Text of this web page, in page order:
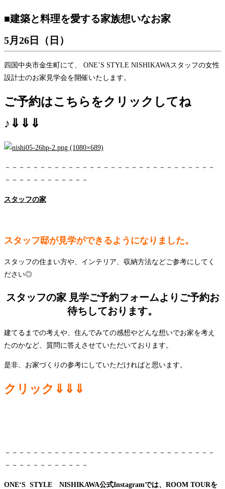
■建築と料理を愛する家族想いなお家
5月26日（日）
四国中央市金生町にて、 ONE’S STYLE NISHIKAWAスタッフの女性
設計士のお家見学会を開催いたします。
ご予約はこちらをクリックしてね
♪⇓⇓⇓
－－－－－－－－－－－－－－－－－－－－－－－－－－－－－－
－－－－－－－－－－－－
スタッフの家
スタッフ邸が見学ができるようになりました。
スタッフの住まい方や、インテリア、収納方法などご参考にしてく
ださい◎
スタッフの家 見学ご予約フォームよりご予約お
待ちしております。
建てるまでの考えや、住んでみての感想やどんな想いでお家を考え
たのかなど、質問に答えさせていただいております。
是非、お家づくりの参考にしていただければと思います。
クリック⇓⇓⇓
－－－－－－－－－－－－－－－－－－－－－－－－－－－－－－
－－－－－－－－－－－－
ONE‘S STYLE NISHIKAWA公式Instagramでは、ROOM TOURを